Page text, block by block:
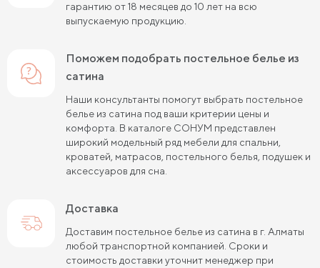
гарантию от 18 месяцев до 10 лет на всю
выпускаемую продукцию.
Поможем подобрать постельное белье из
сатина
Наши консультанты помогут выбрать постельное
белье из сатина под ваши критерии цены и
комфорта. В каталоге СОНУМ представлен
широкий модельный ряд мебели для спальни,
кроватей, матрасов, постельного белья, подушек и
аксессуаров для сна.
Доставка
Доставим постельное белье из сатина в г. Алматы
любой транспортной компанией. Сроки и
стоимость доставки уточнит менеджер при